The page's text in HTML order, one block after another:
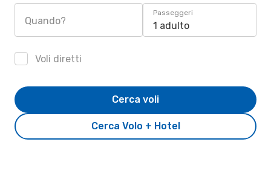
Quando?
Passeggeri
1 adulto
Voli diretti
Cerca Volo + Hotel
Cerca voli